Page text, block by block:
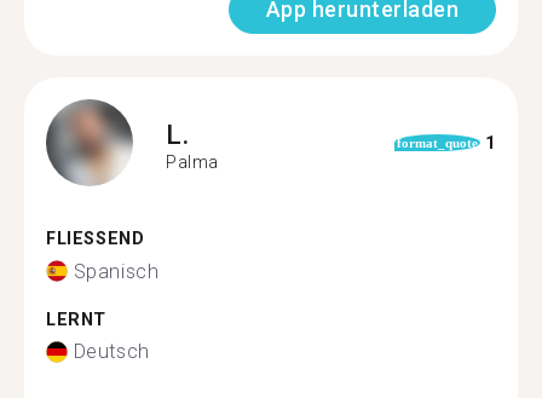
App herunterladen
L.
Palma
format_quote 1
FLIESSEND
Spanisch
LERNT
Deutsch